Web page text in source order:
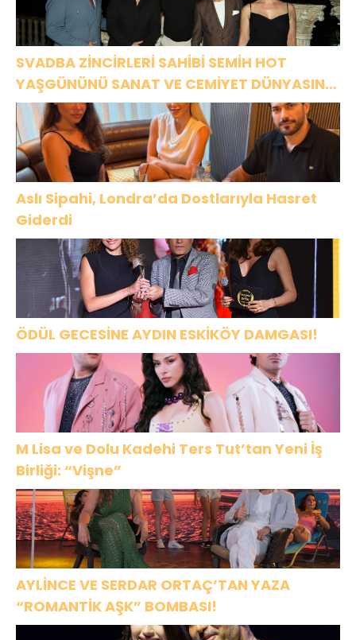
SVADBA ZİNCİRLERİ SAHİBİ SEMİH HOT
YAŞGÜNÜNÜ SANAT VE CEMİYET DÜNYASININ
ÜNLÜ İSİMLERİYLE KUTLADI!
Aslı Sipahi, Londra’da Dostlarıyla Hasret
Giderdi
ÖDÜL GECESİNE AYDIN ESKİKÖY DAMGASI!
M Lisa ve Dolu Kadehi Ters Tut’tan Yeni İş
Birliği: “Vişne”
AYLİNCE VE SERDAR ORTAÇ’TAN YAZA
“ROMANTİK AŞK” BOMBASI!